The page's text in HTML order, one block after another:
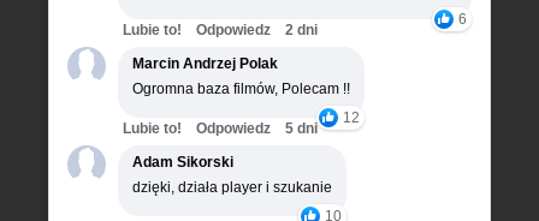
6
Lubie to! Odpowiedz
2 dni
Marcin Andrzej Polak
Ogromna baza filmów, Polecam !!
12
Lubie to! Odpowiedz
5 dni
Adam Sikorski
dzięki, działa player i szukanie
10